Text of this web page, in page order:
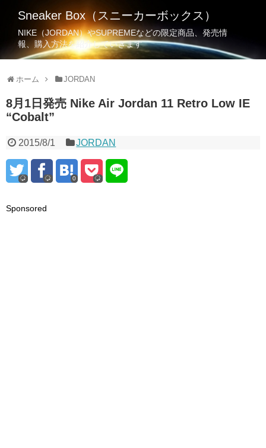
Sneaker Box（スニーカーボックス）
NIKE（JORDAN）やSUPREMEなどの限定商品、発売情
報、購入方法を紹介していきます
ホーム JORDAN
8月1日発売 Nike Air Jordan 11 Retro Low IE
“Cobalt”
2015/8/1 JORDAN
0
Sponsored